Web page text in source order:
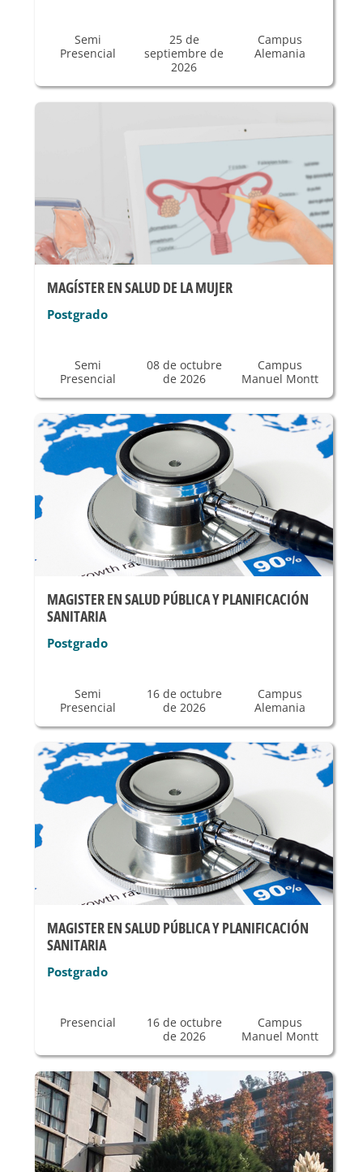
Semi
Presencial
25 de
septiembre de
2026
Campus
Alemania
MAGÍSTER EN SALUD DE LA MUJER
Postgrado
Semi
Presencial
08 de octubre
de 2026
Campus
Manuel Montt
MAGISTER EN SALUD PÚBLICA Y PLANIFICACIÓN
SANITARIA
Postgrado
Semi
Presencial
16 de octubre
de 2026
Campus
Alemania
MAGISTER EN SALUD PÚBLICA Y PLANIFICACIÓN
SANITARIA
Postgrado
Presencial
16 de octubre
de 2026
Campus
Manuel Montt